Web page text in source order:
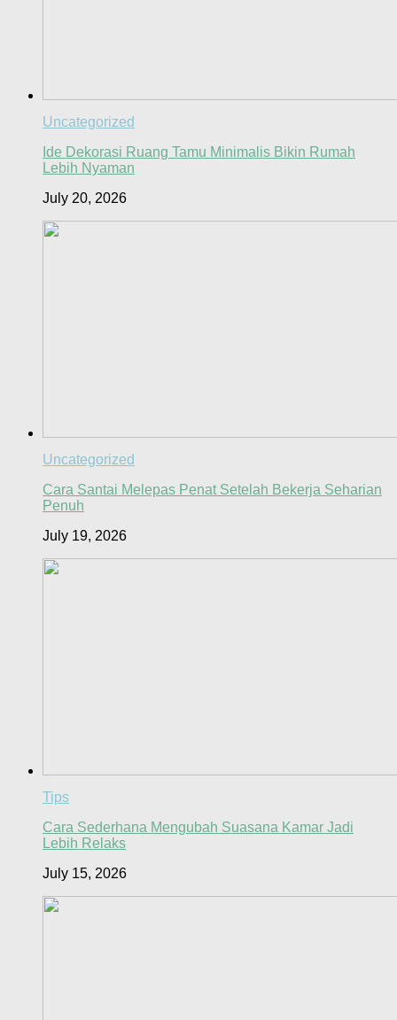
Uncategorized
Ide Dekorasi Ruang Tamu Minimalis Bikin Rumah
Lebih Nyaman
July 20, 2026
Uncategorized
Cara Santai Melepas Penat Setelah Bekerja Seharian
Penuh
July 19, 2026
Tips
Cara Sederhana Mengubah Suasana Kamar Jadi
Lebih Relaks
July 15, 2026